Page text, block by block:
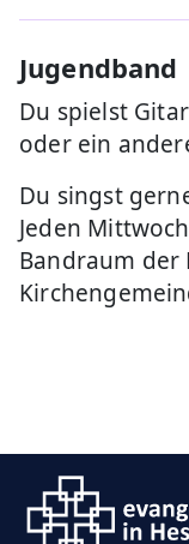
Jugendband
Du spielst
oder ein
Du singst
Jeden
Bandraum der